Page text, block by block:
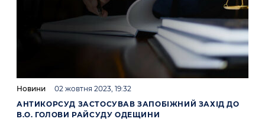
Новини
02 жовтня 2023, 19:32
АНТИКОРСУД ЗАСТОСУВАВ ЗАПОБІЖНИЙ ЗАХІД ДО
В.О. ГОЛОВИ РАЙСУДУ ОДЕЩИНИ